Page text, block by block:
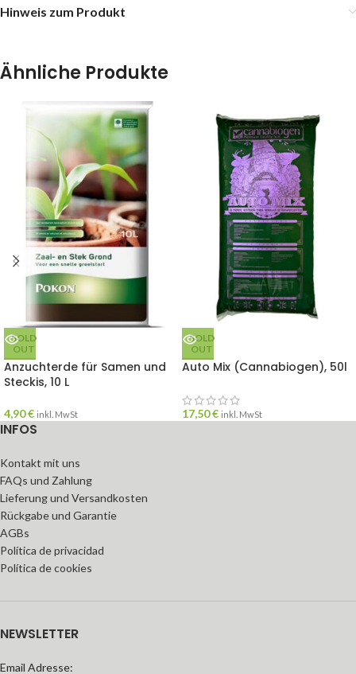
Hinweis zum Produkt
Ähnliche Produkte
SOLD
OUT
Anzuchterde für Samen und
Steckis, 10 L
4,90€ inkl. MwSt
SOLD
OUT
Auto Mix (Cannabiogen), 50l
17,50€ inkl. MwSt
INFOS
Kontakt mit uns
FAQs und Zahlung
Lieferung und Versandkosten
Rückgabe und Garantie
AGBs
Política de privacidad
Política de cookies
NEWSLETTER
Email Adresse: